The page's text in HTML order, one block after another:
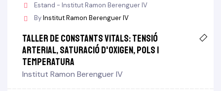
Estand - Institut Ramon Berenguer IV
ByInstitut Ramon Berenguer IV
Taller de constants vitals: tensió
arterial, saturació d'oxigen, pols i
temperatura
Institut Ramon Berenguer IV